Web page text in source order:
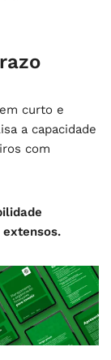
curto e
a capacidade
com